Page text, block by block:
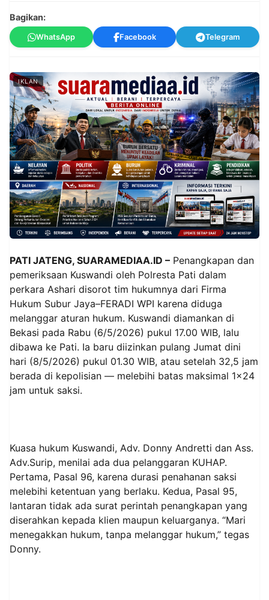
Bagikan:
WhatsApp Facebook Telegram
IKLAN
PATI JATENG, SUARAMEDIAA.ID – Penangkapan dan
pemeriksaan Kuswandi oleh Polresta Pati dalam
perkara Ashari disorot tim hukumnya dari Firma
Hukum Subur Jaya–FERADI WPI karena diduga
melanggar aturan hukum. Kuswandi diamankan di
Bekasi pada Rabu (6/5/2026) pukul 17.00 WIB, lalu
dibawa ke Pati. Ia baru diizinkan pulang Jumat dini
hari (8/5/2026) pukul 01.30 WIB, atau setelah 32,5 jam
berada di kepolisian — melebihi batas maksimal 1×24
jam untuk saksi.
Kuasa hukum Kuswandi, Adv. Donny Andretti dan Ass.
Adv.Surip, menilai ada dua pelanggaran KUHAP.
Pertama, Pasal 96, karena durasi penahanan saksi
melebihi ketentuan yang berlaku. Kedua, Pasal 95,
lantaran tidak ada surat perintah penangkapan yang
diserahkan kepada klien maupun keluarganya. “Mari
menegakkan hukum, tanpa melanggar hukum,” tegas
Donny.